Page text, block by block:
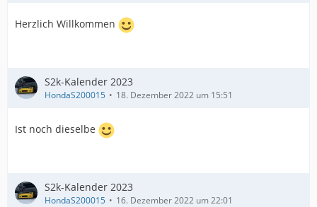
Herzlich Willkommen
S2k-Kalender 2023
HondaS200015 18. Dezember 2022 um 15:51
Ist noch dieselbe
S2k-Kalender 2023
HondaS200015 16. Dezember 2022 um 22:01